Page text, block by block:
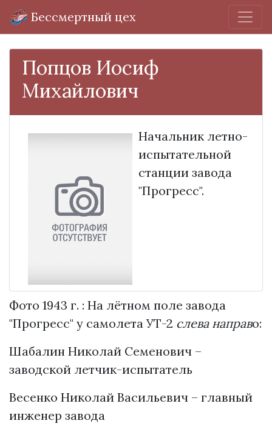
Бессмертный цех
Попцов Иосиф
Михайлович
Начальник летно-
испытательной
станции завода
"Прогресс".
Фото 1943 г. : На лётном поле завода
"Прогресс" у самолета УТ-2 слева направо:
Шабалин Николай Семенович –
заводской летчик-испытатель
Весенко Николай Васильевич – главный
инженер завода